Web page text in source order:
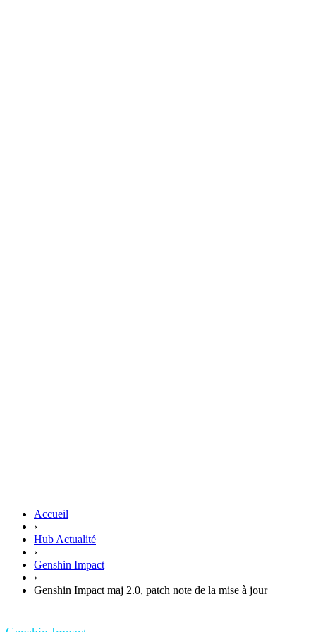
Accueil
›
Hub Actualité
›
Genshin Impact
›
Genshin Impact maj 2.0, patch note de la mise à jour